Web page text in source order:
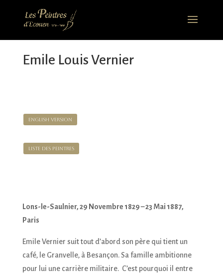
Emile Louis Vernier
English version
Liste des Peintres
Lons-le-Saulnier, 29 Novembre 1829 – 23 Mai 1887,
Paris
Emile Vernier suit tout d’abord son père qui tient un
café, le Granvelle, à Besançon. Sa famille ambitionne
pour lui une carrière militaire. C’est pourquoi il entre